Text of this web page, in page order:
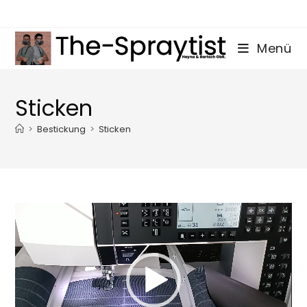
springen
Menü
Sticken
> Bestickung > Sticken
Player